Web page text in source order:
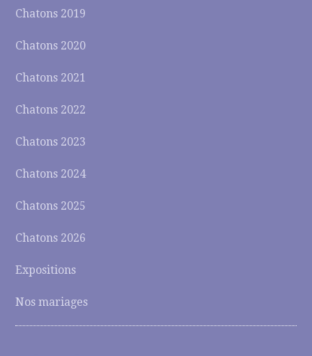
Chatons 2019
Chatons 2020
Chatons 2021
Chatons 2022
Chatons 2023
Chatons 2024
Chatons 2025
Chatons 2026
Expositions
Nos mariages